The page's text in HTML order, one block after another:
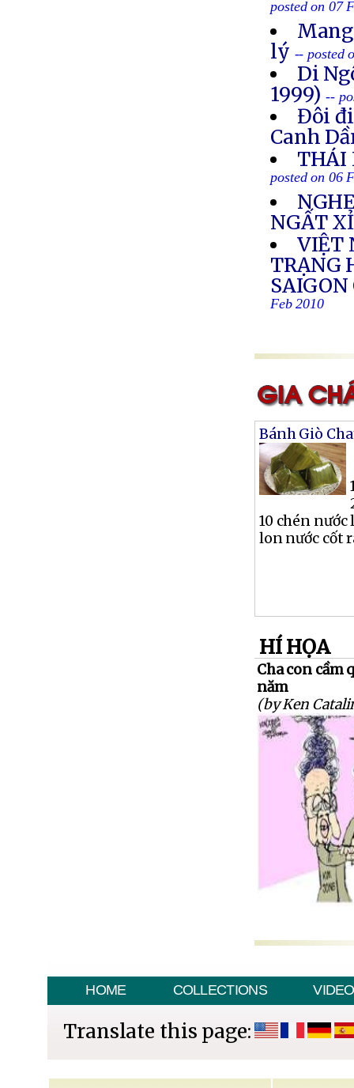
posted on 07
lý -- posted
Di
1999)--
Đôi
Canh
THÁI
posted on 06
NGẤT
VIỆT
TRẠNG
Feb 2010
Bánh Giò
10 chén nước
lon nước cốt
HÍ HỌA
Cha con cầm
năm
(by Ken
HOME COLLECTIONS VIDEO
Translate this page: